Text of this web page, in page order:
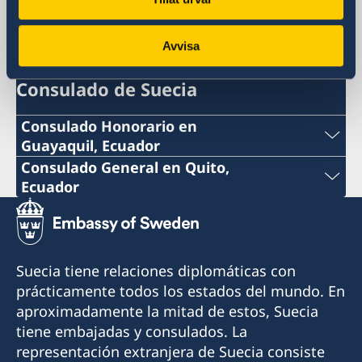
Avvisa
Colombia, Bogotá
Consulado de Suecia
Consulado Honorario en
Guayaquil, Ecuador
Teléfono:
+593 4 3951777
Correo:
consuladosueciaguayaquil@gmail.com
Dirección: Ivan Bohman, Km. 6 1/2 Vía Daule
Horario de atención: Lunes a viernes de 09:00-
Consulado General en Quito,
Ecuador
Teléfono:
+593 2 3413888 ext 122
Correo:
consuladosuecoquito@gmail.com
Dirección: Calle OE11 61-96 y OE10, Bellavista
Suecia tiene relaciones diplomáticas con
prácticamente todos los estados del mundo. En
aproximadamente la mitad de estos, Suecia
tiene embajadas y consulados. La
representación extranjera de Suecia consiste